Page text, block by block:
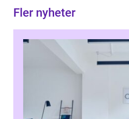
Fler nyheter